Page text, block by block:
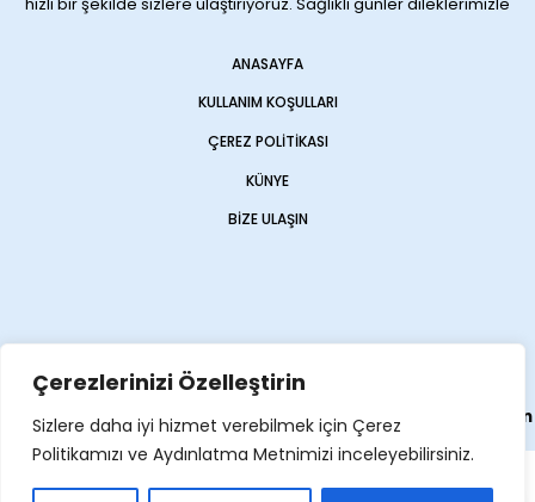
Çerezlerinizi Özelleştirin
Sizlere daha iyi hizmet verebilmek için Çerez
Politikamızı ve Aydınlatma Metnimizi inceleyebilirsiniz.
ANASAYFA
KULLANIM KOŞULLARI
ÇEREZ POLITIKASI
KÜNYE
BIZE ULAŞIN
Web sitemizHaber Sitesi olarakOpencart Global
tarafından
yapılmıştır